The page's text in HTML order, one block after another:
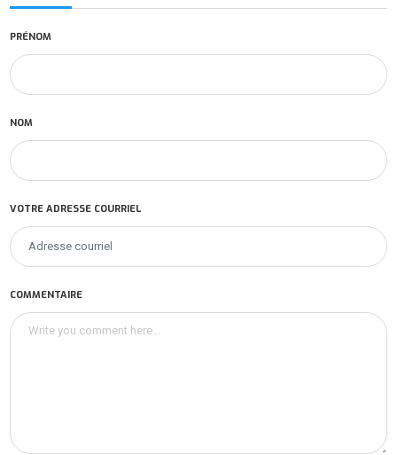
PRÉNOM
NOM
VOTRE ADRESSE COURRIEL
COMMENTAIRE